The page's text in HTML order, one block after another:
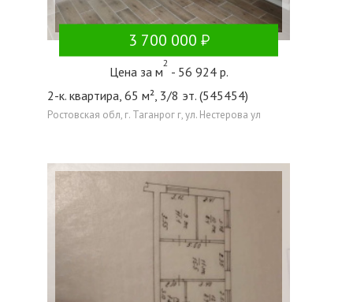
3 700 000
Цена за м
2
- 56 924 р.
2-к. квартира, 65 м², 3/8 эт. (545454)
Ростовская обл, г. Таганрог г, ул. Нестерова ул